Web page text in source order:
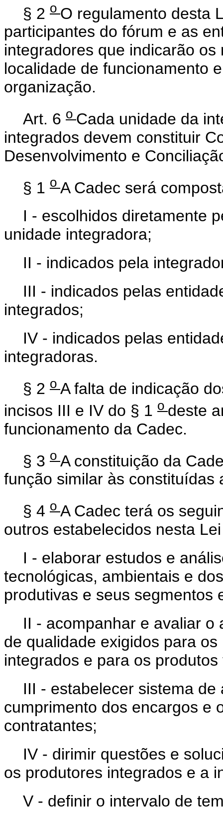
§ 2 o O regulamento desta
participantes do fórum e as
integradores que indicarão
localidade de funcionamento
organização.
Art. 6 o Cada unidade da
integrados devem constituir
Desenvolvimento e
§ 1 o A Cadec será
I - escolhidos diretamente
unidade integradora;
II - indicados pela
III - indicados pelas
integrados;
IV - indicados pelas
integradoras.
§ 2 o A falta de indicação
incisos III e IV do § 1 o deste
funcionamento da Cadec.
§ 3 o A constituição da
função similar às constituídas
§ 4 o A Cadec terá os
outros estabelecidos nesta
I - elaborar estudos e
tecnológicas, ambientais e
produtivas e seus segmentos
II - acompanhar e avaliar
de qualidade exigidos para
integrados e para os
III - estabelecer sistema
cumprimento dos encargos e
contratantes;
IV - dirimir questões e
os produtores integrados e a
V - definir o intervalo de